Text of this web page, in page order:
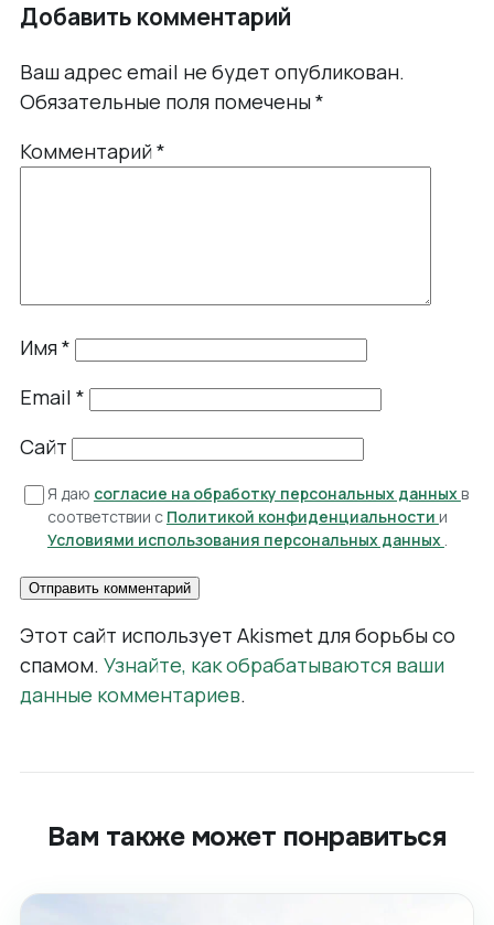
Добавить комментарий
Ваш адрес email не будет опубликован.
Обязательные поля помечены*
Комментарий*
Имя*
Email *
Сайт
Я даю согласие на обработку персональных данных в
соответствии с Политикой конфиденциальности и
Условиями использования персональных данных .
Этот сайт использует Akismet для борьбы со
спамом. Узнайте, как обрабатываются ваши
данные комментариев.
Вам также может понравиться